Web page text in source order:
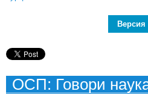
Версия
ОСП: Говори